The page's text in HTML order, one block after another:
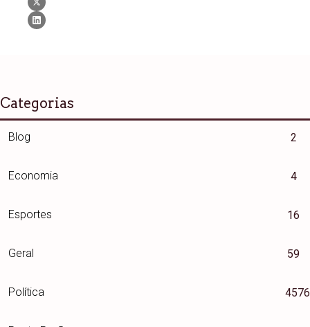
Categorias
Blog 2
Economia 4
Esportes 16
Geral 59
Política 4576